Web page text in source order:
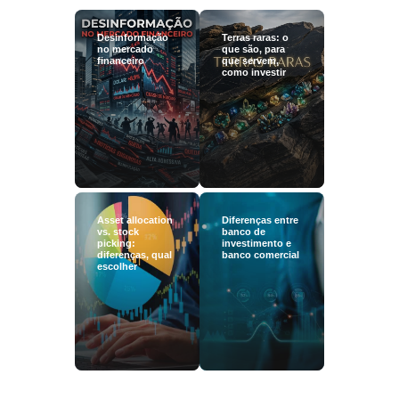
Desinformação
no mercado
financeiro
Terras raras: o
que são, para
que servem,
como investir
Asset allocation
vs. stock
picking:
diferenças, qual
escolher
Diferenças entre
banco de
investimento e
banco comercial